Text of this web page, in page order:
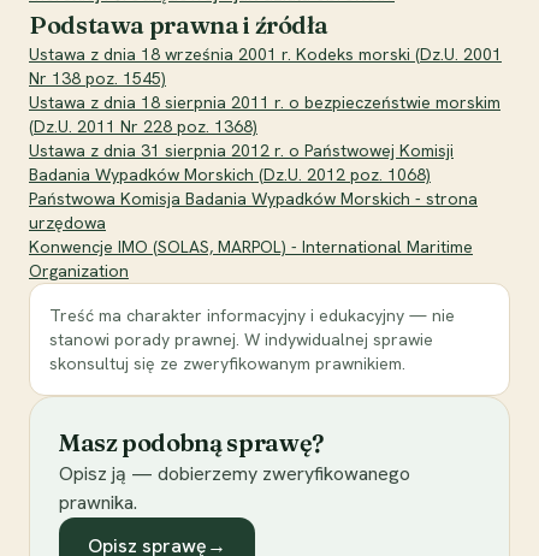
Podstawa prawna i źródła
Ustawa z dnia 18 września 2001 r. Kodeks morski (Dz.U. 2001
Nr 138 poz. 1545)
Ustawa z dnia 18 sierpnia 2011 r. o bezpieczeństwie morskim
(Dz.U. 2011 Nr 228 poz. 1368)
Ustawa z dnia 31 sierpnia 2012 r. o Państwowej Komisji
Badania Wypadków Morskich (Dz.U. 2012 poz. 1068)
Państwowa Komisja Badania Wypadków Morskich - strona
urzędowa
Konwencje IMO (SOLAS, MARPOL) - International Maritime
Organization
Treść ma charakter informacyjny i edukacyjny — nie
stanowi porady prawnej. W indywidualnej sprawie
skonsultuj się ze zweryfikowanym prawnikiem.
Masz podobną sprawę?
Opisz ją — dobierzemy zweryfikowanego
prawnika.
Opisz sprawę→